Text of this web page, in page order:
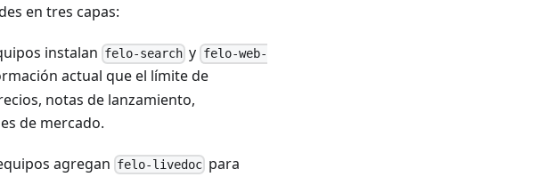
en tres capas:
instalan felo-search y felo-web-
actual que el límite de
notas de lanzamiento,
de mercado.
agregan felo-livedoc para